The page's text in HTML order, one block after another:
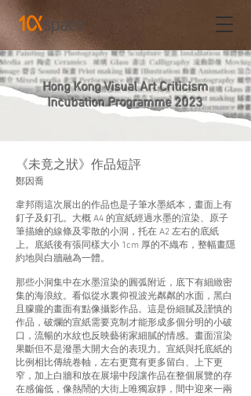
Hong Kong Visual Art Criticism
Incubation Programme 2023
《未竟之狀》作品短評
鄭因喬
韋邦雨這次展出的作品也是子筆水墨紙本，畫面上有
釘子及釘孔。大概 A4 的宣紙經過水墨的渲染、原子
筆描繪的線條及零散的小洞，托在 A2 左右的底紙
上。底紙後有張同樣大小 1cm 厚的不織布，整幅畫隱
約地與白牆融為一體。
那些小洞集中在水墨渲染的圓弧附近，底下有細緻密
集的海浪紋。看似從水裏仰視波光粼粼的水面，黑白
且朦朧的畫面有點像攝影作品。這是份細膩及謹慎的
作品，破爛的宣紙需要克制才能形成多個分明的小破
口，流暢的水紋也反映藝術家細膩的情感。畫面渲染
果斷但不是潑墨大開大合的表現力。宣紙與托底紙的
比例相比傳統卷軸，左右更寬有更多留白、上下更
窄，加上白牆和放在展場中段讓作品在整個展覽的存
在感偏低，像熱鬧的大街上唯獨寂靜，間中迎來一兩